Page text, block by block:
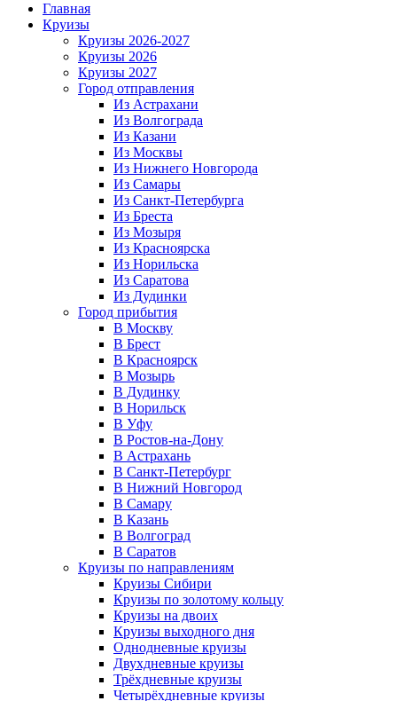
Главная
Круизы
Круизы 2026-2027
Круизы 2026
Круизы 2027
Город отправления
Из Астрахани
Из Волгограда
Из Казани
Из Москвы
Из Нижнего Новгорода
Из Самары
Из Санкт-Петербурга
Из Бреста
Из Мозыря
Из Красноярска
Из Норильска
Из Саратова
Из Дудинки
Город прибытия
В Москву
В Брест
В Красноярск
В Мозырь
В Дудинку
В Норильск
В Уфу
В Ростов-на-Дону
В Астрахань
В Санкт-Петербург
В Нижний Новгород
В Самару
В Казань
В Волгоград
В Саратов
Круизы по направлениям
Круизы Сибири
Круизы по золотому кольцу
Круизы на двоих
Круизы выходного дня
Однодневные круизы
Двухдневные круизы
Трёхдневные круизы
Четырёхдневные круизы